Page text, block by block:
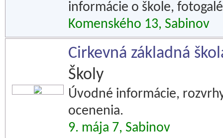
informácie o škole,
Komenského 13, Sabinov
Cirkevná základná
Školy
Úvodné informácie,
ocenenia.
9. mája 7, Sabinov